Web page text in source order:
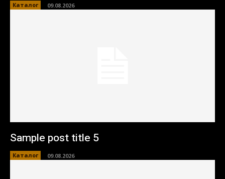
Каталог 09.08.2026
Sample post title 5
Каталог 09.08.2026